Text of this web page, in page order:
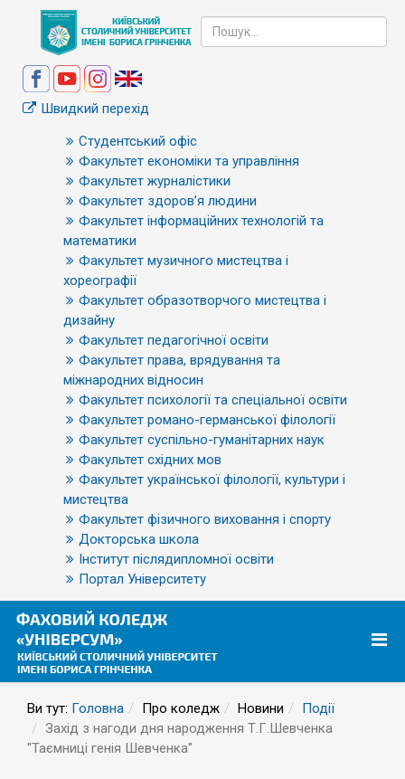
Швидкий перехід
Студентський офіс
Факультет економіки та управління
Факультет журналістики
Факультет здоров’я людини
Факультет інформаційних технологій та
математики
Факультет музичного мистецтва і
хореографії
Факультет образотворчого мистецтва і
дизайну
Факультет педагогічної освіти
Факультет права, врядування та
міжнародних відносин
Факультет психології та спеціальної освіти
Факультет романо-германської філології
Факультет суспільно-гуманітарних наук
Факультет східних мов
Факультет української філології, культури і
мистецтва
Факультет фізичного виховання і спорту
Докторська школа
Інститут післядипломної освіти
Портал Університету
Ви тут: Головна Про коледж Новини
Події
Захід з нагоди дня народження Т.Г.Шевченка
"Таємниці генія Шевченка"